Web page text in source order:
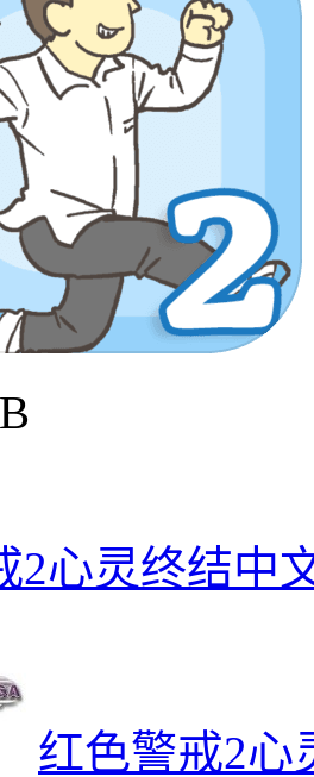
2心灵终结中
红色警戒2心